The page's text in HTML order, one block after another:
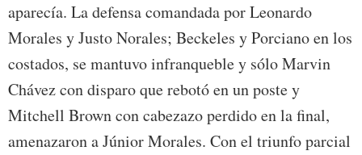
aparecía. La defensa comandada por Leonardo
Morales y Justo Norales; Beckeles y Porciano en los
costados, se mantuvo infranqueble y sólo Marvin
Chávez con disparo que rebotó en un poste y
Mitchell Brown con cabezazo perdido en la final,
amenazaron a Júnior Morales. Con el triunfo parcial